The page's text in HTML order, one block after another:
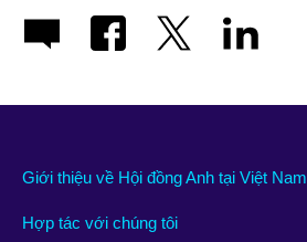
Giới thiệu về Hội đồng Anh tại Việt Nam
Hợp tác với chúng tôi